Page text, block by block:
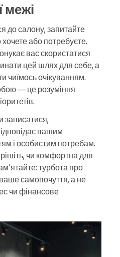
межі
до салону, запитайте
або потребуєте.
вас скористатися
цей шлях для себе, а
чиїмось очікуванням.
— це розуміння
записатися,
вашим
і особистим потребам.
чи комфортна для
турбота про
самопочуття, а не
чи фінансове